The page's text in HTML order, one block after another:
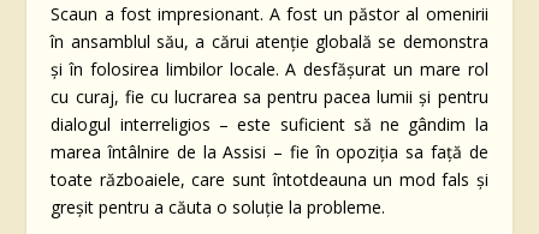
Scaun a fost impresionant. A fost un păstor al omenirii
în ansamblul său, a cărui atenție globală se demonstra
și în folosirea limbilor locale. A desfășurat un mare rol
cu curaj, fie cu lucrarea sa pentru pacea lumii și pentru
dialogul interreligios – este suficient să ne gândim la
marea întâlnire de la Assisi – fie în opoziția sa față de
toate războaiele, care sunt întotdeauna un mod fals și
greșit pentru a căuta o soluție la probleme.